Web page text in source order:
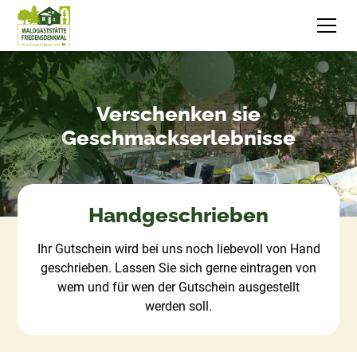
Verschenken sie
Geschmackserlebnisse
Handgeschrieben
Ihr Gutschein wird bei uns noch liebevoll von Hand
geschrieben. Lassen Sie sich gerne eintragen von
wem und für wen der Gutschein ausgestellt
werden soll.